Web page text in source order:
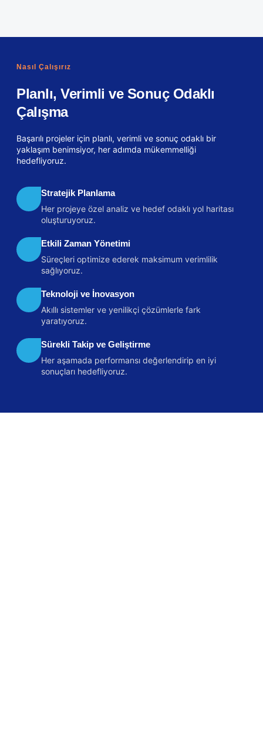
Nasıl Çalışırız
Planlı, Verimli ve Sonuç Odaklı
Çalışma
Başarılı projeler için planlı, verimli ve sonuç odaklı bir
yaklaşım benimsiyor, her adımda mükemmelliği
hedefliyoruz.
Stratejik Planlama
Her projeye özel analiz ve hedef odaklı yol haritası
oluşturuyoruz.
Etkili Zaman Yönetimi
Süreçleri optimize ederek maksimum verimlilik
sağlıyoruz.
Teknoloji ve İnovasyon
Akıllı sistemler ve yenilikçi çözümlerle fark
yaratıyoruz.
Sürekli Takip ve Geliştirme
Her aşamada performansı değerlendirip en iyi
sonuçları hedefliyoruz.